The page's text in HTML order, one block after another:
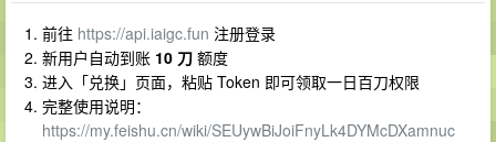
前往 https://api.iaigc.fun 注册登录
新用户自动到账 10 刀 额度
进入「兑换」页面，粘贴 Token 即可领取一日百刀权限
完整使用说明：
https://my.feishu.cn/wiki/SEUywBiJoiFnyLk4DYMcDXamnuc